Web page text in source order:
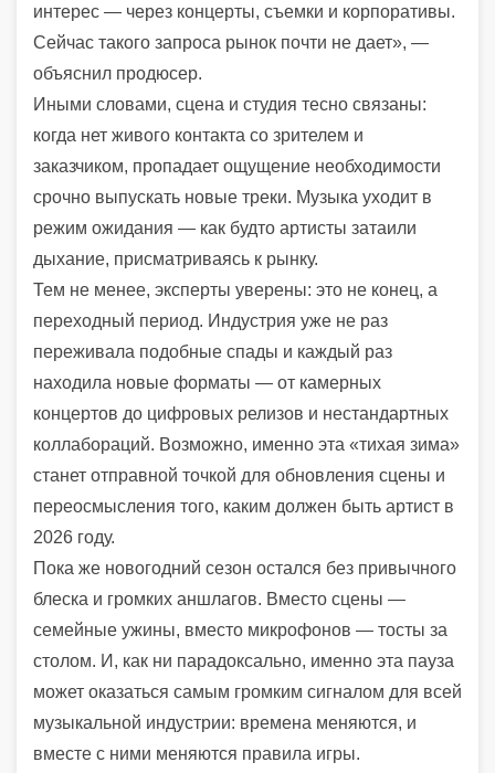
интерес — через концерты, съемки и корпоративы.
Сейчас такого запроса рынок почти не дает», —
объяснил продюсер.
Иными словами, сцена и студия тесно связаны:
когда нет живого контакта со зрителем и
заказчиком, пропадает ощущение необходимости
срочно выпускать новые треки. Музыка уходит в
режим ожидания — как будто артисты затаили
дыхание, присматриваясь к рынку.
Тем не менее, эксперты уверены: это не конец, а
переходный период. Индустрия уже не раз
переживала подобные спады и каждый раз
находила новые форматы — от камерных
концертов до цифровых релизов и нестандартных
коллабораций. Возможно, именно эта «тихая зима»
станет отправной точкой для обновления сцены и
переосмысления того, каким должен быть артист в
2026 году.
Пока же новогодний сезон остался без привычного
блеска и громких аншлагов. Вместо сцены —
семейные ужины, вместо микрофонов — тосты за
столом. И, как ни парадоксально, именно эта пауза
может оказаться самым громким сигналом для всей
музыкальной индустрии: времена меняются, и
вместе с ними меняются правила игры.